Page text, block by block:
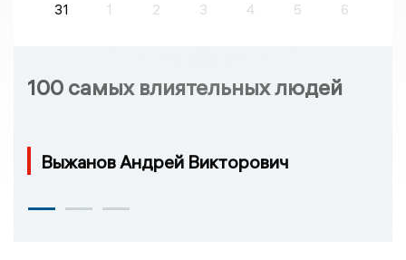
31
1 2 3 4 5 6
100 самых влиятельных людей
Выжанов Андрей Викторович